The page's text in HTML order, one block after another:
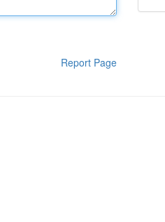
Report Page